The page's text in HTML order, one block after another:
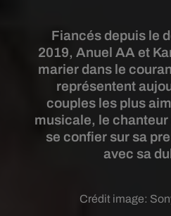
Fiancés depuis le
2019, Anuel AA et
marier dans le
représentent
couples les plus
musicale, le chanteur
se confier sur sa
avec sa
Crédit image: